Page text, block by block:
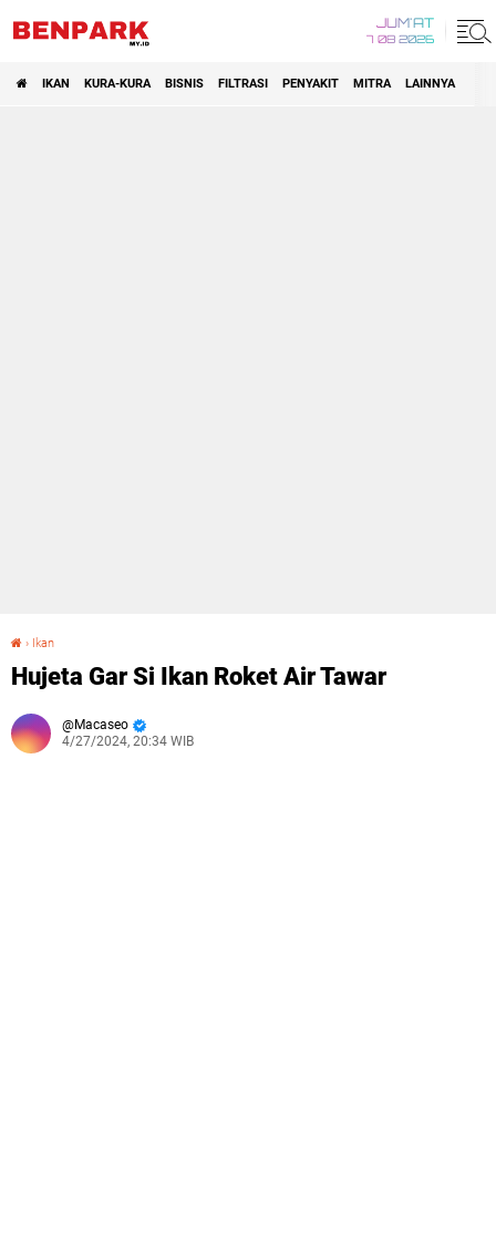
JUM'AT
7 08 2026
IKAN KURA-KURA BISNIS FILTRASI PENYAKIT MITRA LAINNYA
› Ikan
Hujeta Gar Si Ikan Roket Air Tawar
Macaseo
4/27/2024, 20:34 WIB